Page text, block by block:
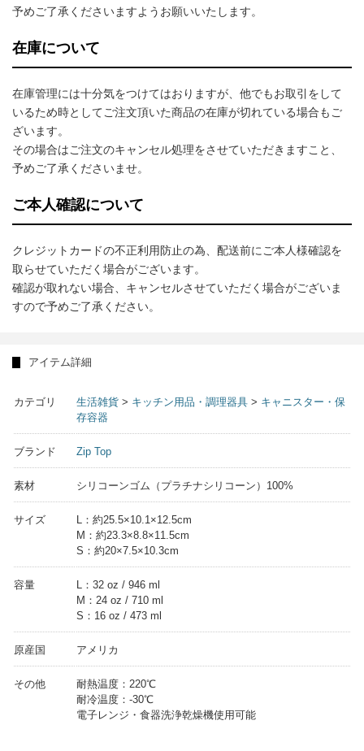
予めご了承くださいますようお願いいたします。
在庫について
在庫管理には十分気をつけてはおりますが、他でもお取引をして
いるため時としてご注文頂いた商品の在庫が切れている場合もご
ざいます。
その場合はご注文のキャンセル処理をさせていただきますこと、
予めご了承くださいませ。
ご本人確認について
クレジットカードの不正利用防止の為、配送前にご本人様確認を
取らせていただく場合がございます。
確認が取れない場合、キャンセルさせていただく場合がございま
すので予めご了承ください。
アイテム詳細
カテゴリ 生活雑貨 > キッチン用品・調理器具 > キャニスター・保
存容器
ブランド Zip Top
素材 シリコーンゴム（プラチナシリコーン）100%
サイズ
L：約25.5×10.1×12.5cm
M：約23.3×8.8×11.5cm
S：約20×7.5×10.3cm
容量
L：32 oz / 946 ml
M：24 oz / 710 ml
S：16 oz / 473 ml
原産国 アメリカ
その他
耐熱温度：220℃
耐冷温度：-30℃
電子レンジ・食器洗浄乾燥機使用可能